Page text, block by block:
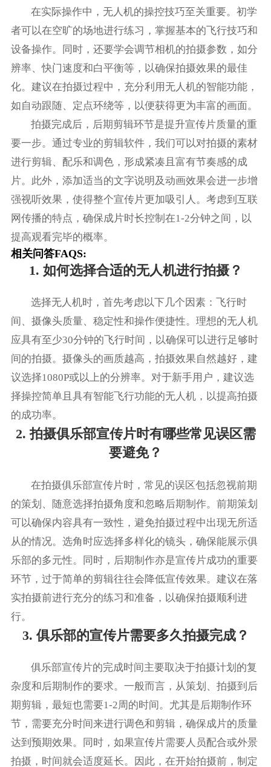
在实际操作中，无人机的操控技巧至关重要。初学
者可以在空旷的场地进行练习，掌握基本的飞行技巧和
设备操作。同时，还要学会调节相机的拍摄参数，如分
辨率、快门速度和白平衡等，以确保拍摄效果的最佳
化。建议在拍摄过程中，充分利用无人机的智能功能，
如自动跟随、定点环绕等，以便获得更为丰富的画面。
拍摄完成后，后期剪辑环节是提升宣传片质量的重
要一步。通过专业的剪辑软件，我们可以对拍摄的素材
进行剪辑、配乐和调色，形成紧凑且富有节奏感的成
片。此外，添加适当的文字说明及动画效果会进一步增
强视听效果，使得整个宣传片更加吸引人。考虑到互联
网传播的特点，确保成片时长控制在1-2分钟之间，以
提高观看完毕的概率。
相关问答FAQS:
1. 如何选择合适的无人机进行拍摄？
选择无人机时，首先考虑以下几个因素：飞行时
间、摄像头质量、稳定性和操作便捷性。理想的无人机
应具有至少30分钟的飞行时间，以确保可以进行足够时
间的拍摄。摄像头的画质越高，拍摄效果自然越好，建
议选择1080P或以上的分辨率。对于新手用户，建议选
择操控简单且具有智能飞行功能的无人机，以提高拍摄
的成功率。
2. 拍摄俱乐部宣传片时有哪些常见误区需
要避免？
在拍摄俱乐部宣传片时，常见的误区包括忽视前期
的策划、随意选择拍摄角度和忽略后期制作。前期策划
可以确保内容具有一致性，避免拍摄过程中出现无所适
从的情况。选角时应选择多样化的镜头，确保能展示俱
乐部的多元性。同时，后期制作亦是宣传片成功的重要
环节，过于简单的剪辑往往会降低宣传效果。建议在落
实拍摄前进行充分的练习和准备，以确保拍摄顺利进
行。
3. 俱乐部的宣传片需要多久拍摄完成？
俱乐部宣传片的完成时间主要取决于拍摄计划的复
杂度和后期制作的要求。一般而言，从策划、拍摄到后
期剪辑，最短也需要1-2周的时间。尤其是后期制作环
节，需要充分时间来进行调色和剪辑，确保成片的质量
达到预期效果。同时，如果宣传片需要人员配合或外景
拍摄，时间就会适度延长。因此，在开始拍摄前，制定